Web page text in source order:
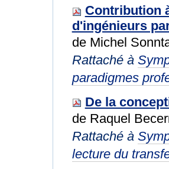
Contribution
d'ingénieurs
de Michel
Rattaché à
paradigmes
De la
de Raquel
Rattaché à
lecture du